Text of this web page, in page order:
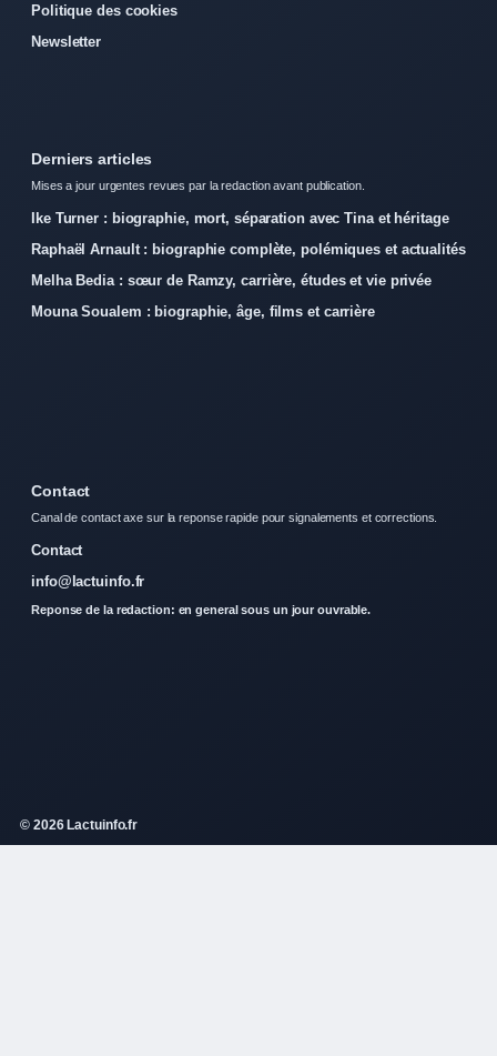
Politique des cookies
Newsletter
Derniers articles
Mises a jour urgentes revues par la redaction avant publication.
Ike Turner : biographie, mort, séparation avec Tina et héritage
Raphaël Arnault : biographie complète, polémiques et actualités
Melha Bedia : sœur de Ramzy, carrière, études et vie privée
Mouna Soualem : biographie, âge, films et carrière
Contact
Canal de contact axe sur la reponse rapide pour signalements et corrections.
Contact
info@lactuinfo.fr
Reponse de la redaction: en general sous un jour ouvrable.
© 2026 Lactuinfo.fr